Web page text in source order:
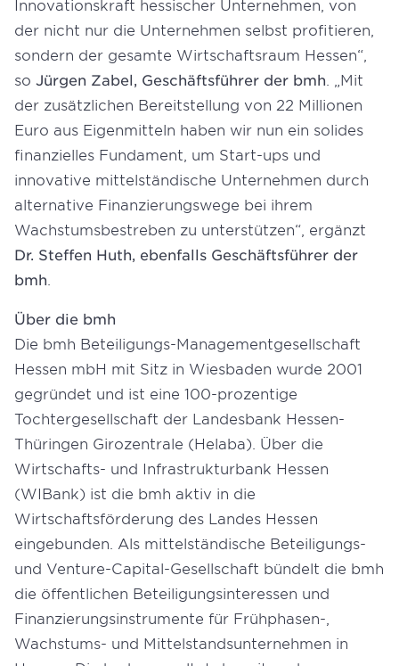
Innovationskraft hessischer Unternehmen, von
der nicht nur die Unternehmen selbst profitieren,
sondern der gesamte Wirtschaftsraum Hessen“,
so Jürgen Zabel, Geschäftsführer der bmh . „Mit
der zusätzlichen Bereitstellung von 22 Millionen
Euro aus Eigenmitteln haben wir nun ein solides
finanzielles Fundament, um Start-ups und
innovative mittelständische Unternehmen durch
alternative Finanzierungswege bei ihrem
Wachstumsbestreben zu unterstützen“, ergänzt
Dr. Steffen Huth, ebenfalls Geschäftsführer der
bmh
Über die bmh
Die bmh Beteiligungs-Managementgesellschaft
Hessen mbH mit Sitz in Wiesbaden wurde 2001
gegründet und ist eine 100-prozentige
Tochtergesellschaft der Landesbank Hessen-
Thüringen Girozentrale (Helaba). Über die
Wirtschafts- und Infrastrukturbank Hessen
(WIBank) ist die bmh aktiv in die
Wirtschaftsförderung des Landes Hessen
eingebunden. Als mittelständische Beteiligungs-
und Venture-Capital-Gesellschaft bündelt die bmh
die öffentlichen Beteiligungsinteressen und
Finanzierungsinstrumente für Frühphasen-,
Wachstums- und Mittelstandsunternehmen in